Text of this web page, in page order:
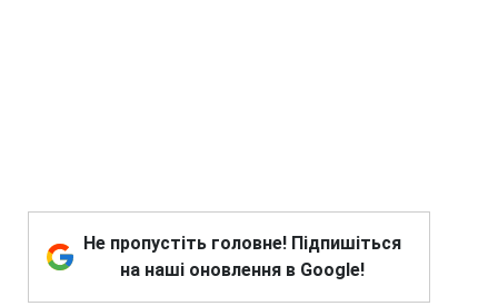
Не пропустіть головне! Підпишіться
на наші оновлення в Google!